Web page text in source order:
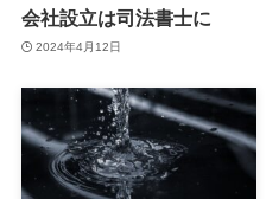
会社設立は司法書士に
2024年4月12日